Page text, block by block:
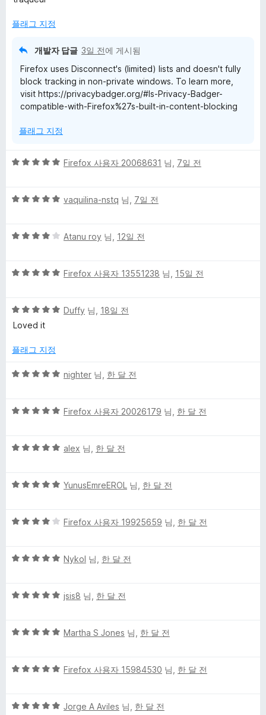
에
플래그 지정
개발자 답글 3일 전에 게시됨
Firefox uses Disconnect's (limited) lists and doesn't fully
block tracking in non-private windows. To learn more,
visit https://privacybadger.org/#Is-Privacy-Badger-
compatible-with-Firefox%27s-built-in-content-blocking
플래그 지정
5
점
점
Firefox 사용자 20068631 님, 7일 전
5
점
점
vaquilina-nstq 님, 7일 전
5
점
점
Atanu roy 님, 12일 전
5
점
에
점
Firefox 사용자 13551238 님, 15일 전
5
점
점
5
Duffy 님, 18일 전
Loved it
플래그 지정
5
점
점
nighter 님, 한 달 전
5
점
점
Firefox 사용자 20026179 님, 한 달 전
5
점
점
alex 님, 한 달 전
5
점
점
YunusEmreEROL 님, 한 달 전
5
점
점
Firefox 사용자 19925659 님, 한 달 전
5
점
점
Nykol 님, 한 달 전
5
점
점
jsis8 님, 한 달 전
5
점
점
Martha S Jones 님, 한 달 전
5
점
Firefox 사용자 15984530 님, 한 달 전
5
Jorge A Aviles 님, 한 달 전